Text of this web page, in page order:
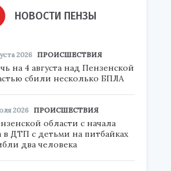
НОВОСТИ ПЕНЗЫ
2026 ПРОИСШЕСТВИЯ
на 4 августа над Пензенской
сбили несколько БПЛА
2026 ПРОИСШЕСТВИЯ
области с начала
в ДТП с детьми на питбайках
два человека